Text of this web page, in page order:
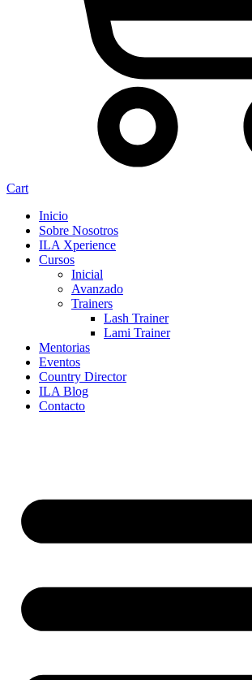
Cart
Inicio
Sobre Nosotros
ILA Xperience
Cursos
Inicial
Avanzado
Trainers
Lash Trainer
Lami Trainer
Mentorias
Eventos
Country Director
ILA Blog
Contacto